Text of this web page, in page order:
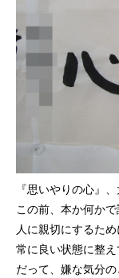
『思いやりの心』
この前、本か何かで
人に親切にするた
常に良い状態に整
だって、嫌な気分